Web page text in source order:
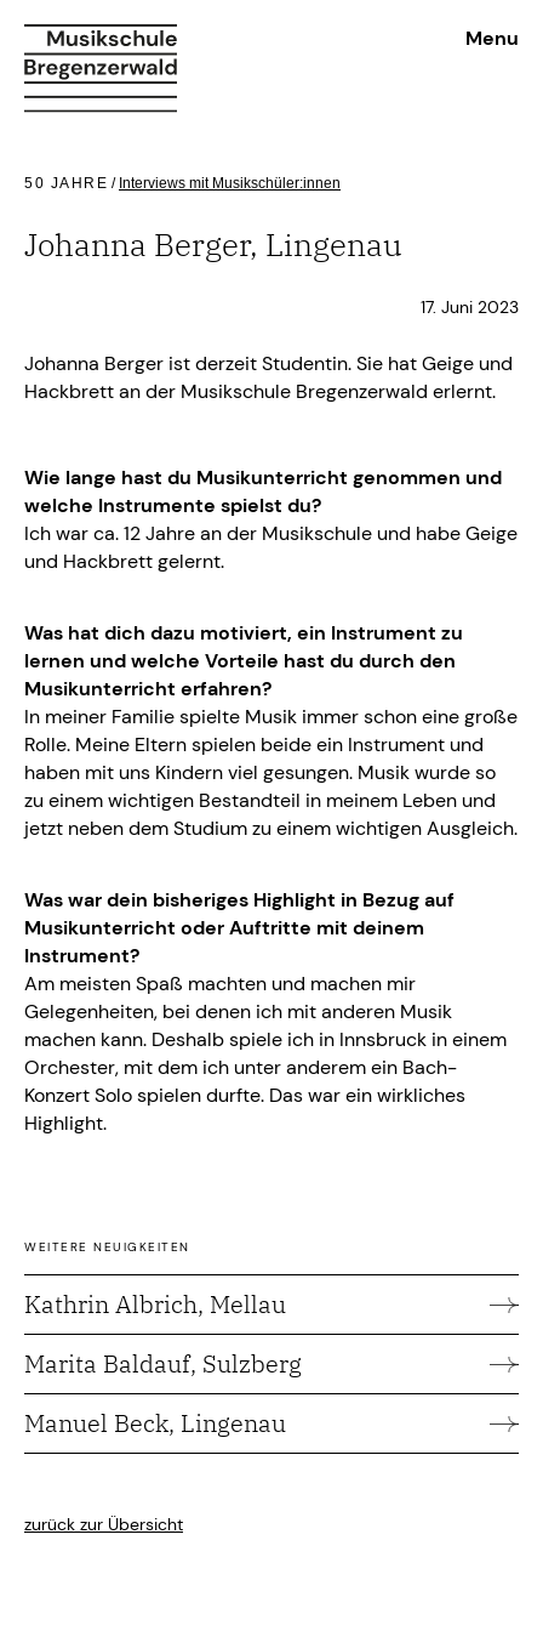
Menu
50 JAHRE / Interviews mit Musikschüler:innen
Johanna Berger, Lingenau
17. Juni 2023
Johanna Berger ist derzeit Studentin. Sie hat Geige und
Hackbrett an der Musikschule Bregenzerwald erlernt.
Wie lange hast du Musikunterricht genommen und
welche Instrumente spielst du?
Ich war ca. 12 Jahre an der Musikschule und habe Geige
und Hackbrett gelernt.
Was hat dich dazu motiviert, ein Instrument zu
lernen und welche Vorteile hast du durch den
Musikunterricht erfahren?
In meiner Familie spielte Musik immer schon eine große
Rolle. Meine Eltern spielen beide ein Instrument und
haben mit uns Kindern viel gesungen. Musik wurde so
zu einem wichtigen Bestandteil in meinem Leben und
jetzt neben dem Studium zu einem wichtigen Ausgleich.
Was war dein bisheriges Highlight in Bezug auf
Musikunterricht oder Auftritte mit deinem
Instrument?
Am meisten Spaß machten und machen mir
Gelegenheiten, bei denen ich mit anderen Musik
machen kann. Deshalb spiele ich in Innsbruck in einem
Orchester, mit dem ich unter anderem ein Bach-
Konzert Solo spielen durfte. Das war ein wirkliches
Highlight.
WEITERE NEUIGKEITEN
Kathrin Albrich, Mellau
Marita Baldauf, Sulzberg
Manuel Beck, Lingenau
zurück zur Übersicht